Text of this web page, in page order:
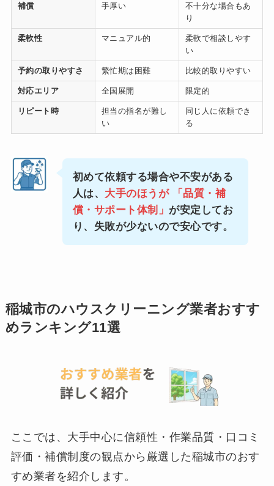
補償 手厚い
不十分な場合もあ
り
柔軟性 マニュアル的
柔軟で相談しやす
い
予約の取りやすさ 繁忙期は困難 比較的取りやすい
対応エリア 全国展開 限定的
リピート時
担当の指名が難し
い
同じ人に依頼でき
る
初めて依頼する場合や不安がある
人は、 大手のほうが
「品質・補
償・サポート体制 」が安定してお
り、失敗が少ないので安心です。
稲城市のハウスクリーニング業者おすす
めランキング11選
ここでは、大手中心に信頼性・作業品質・口コミ
評価・補償制度の観点から厳選した稲城市のおす
すめ業者を紹介します。